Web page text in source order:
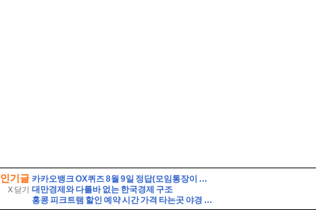
인기글
X 닫기
카카오뱅크 OX퀴즈 8월 9일 정답(모임통장이 있어야 모임 미션 챌린지에 참여 가능하다)
대만경제와 다를바 없는 한국경제 구조
홍콩 피크트램 할인 예약 시간 가격 타는곳 야경 자리 꿀팁